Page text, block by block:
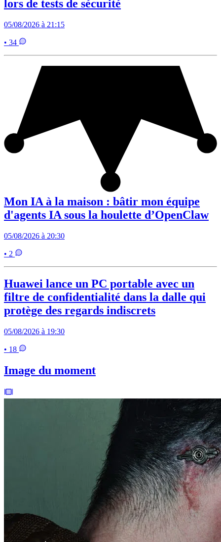
lors de tests de sécurité
05/08/2026 à 21:15
• 34
Mon IA à la maison : bâtir mon équipe
d'agents IA sous la houlette d’OpenClaw
05/08/2026 à 20:30
• 2
Huawei lance un PC portable avec un
filtre de confidentialité dans la dalle qui
protège des regards indiscrets
05/08/2026 à 19:30
• 18
Image du moment